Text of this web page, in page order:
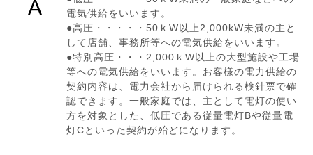
A
電気供給をいいます。
●高圧・・・・・50ｋW以上2,000kW未満の主と
して店舗、事務所等への電気供給をいいます。
●特別高圧・・・2,000ｋW以上の大型施設や工場
等への電気供給をいいます。お客様の電力供給の
契約内容は、電力会社から届けられる検針票で確
認できます。一般家庭では、主として電灯の使い
方を対象とした、低圧である従量電灯Bや従量電
灯Cといった契約が殆どになります。